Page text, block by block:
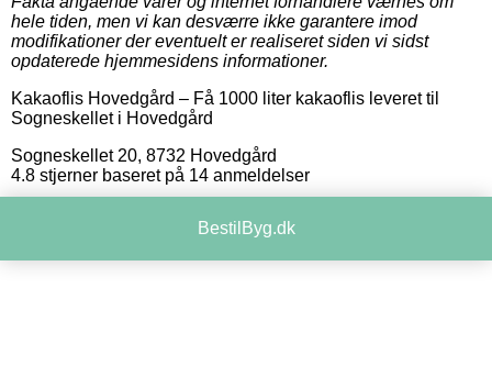
hele tiden, men vi kan desværre ikke garantere imod
modifikationer der eventuelt er realiseret siden vi sidst
opdaterede hjemmesidens informationer.
Kakaoflis Hovedgård – Få 1000 liter kakaoflis leveret til
Sogneskellet i Hovedgård
Sogneskellet 20, 8732 Hovedgård
4.8 stjerner baseret på 14 anmeldelser
BestilByg.dk